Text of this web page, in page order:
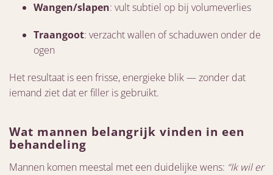
Wangen/slapen: vult subtiel op bij volumeverlies
Traangoot: verzacht wallen of schaduwen onder de
ogen
Het resultaat is een frisse, energieke blik — zonder dat
iemand ziet dat er filler is gebruikt.
Wat mannen belangrijk vinden in een
behandeling
Mannen komen meestal met een duidelijke wens: “Ik wil er